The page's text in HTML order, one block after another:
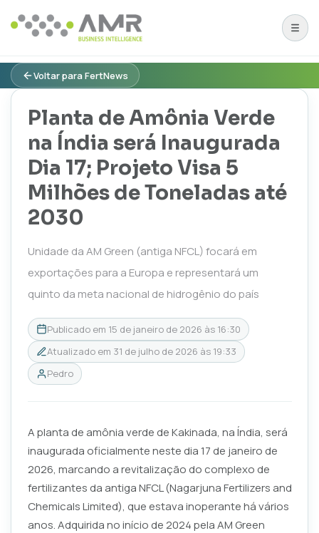
Voltar para FertNews
Planta de Amônia Verde
na Índia será Inaugurada
Dia 17; Projeto Visa 5
Milhões de Toneladas até
2030
Unidade da AM Green (antiga NFCL) focará em
exportações para a Europa e representará um
quinto da meta nacional de hidrogênio do país
Publicado em 15 de janeiro de 2026 às 16:30
Atualizado em 31 de julho de 2026 às 19:33
Pedro
A planta de amônia verde de Kakinada, na Índia, será
inaugurada oficialmente neste dia 17 de janeiro de
2026, marcando a revitalização do complexo de
fertilizantes da antiga NFCL (Nagarjuna Fertilizers and
Chemicals Limited), que estava inoperante há vários
anos. Adquirida no início de 2024 pela AM Green